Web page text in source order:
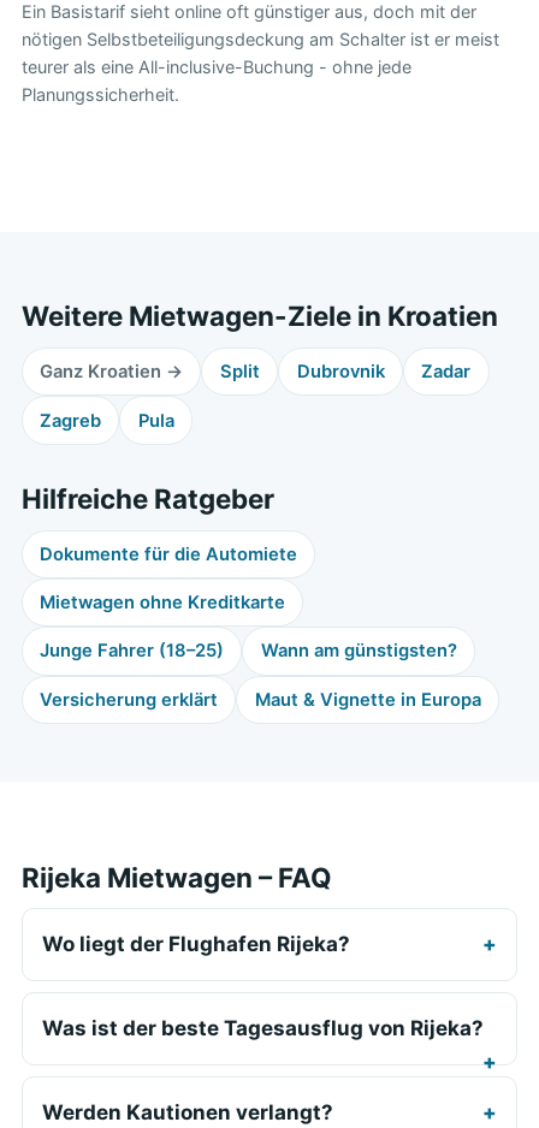
Ein Basistarif sieht online oft günstiger aus, doch mit der
nötigen Selbstbeteiligungsdeckung am Schalter ist er meist
teurer als eine All-inclusive-Buchung - ohne jede
Planungssicherheit.
Weitere Mietwagen-Ziele in Kroatien
Ganz Kroatien → Split Dubrovnik Zadar
Zagreb Pula
Hilfreiche Ratgeber
Dokumente für die Automiete
Mietwagen ohne Kreditkarte
Junge Fahrer (18–25) Wann am günstigsten?
Versicherung erklärt Maut & Vignette in Europa
Rijeka Mietwagen – FAQ
Wo liegt der Flughafen Rijeka?
Was ist der beste Tagesausflug von Rijeka?
Werden Kautionen verlangt?